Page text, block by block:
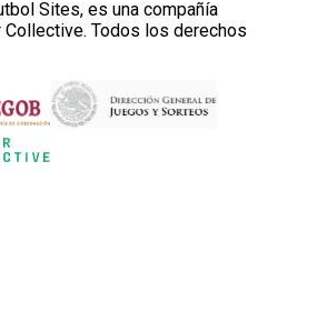
Sites, es una compañía
Todos los derechos